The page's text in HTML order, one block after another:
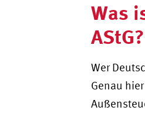
Was
AStG?
Wer
Genau